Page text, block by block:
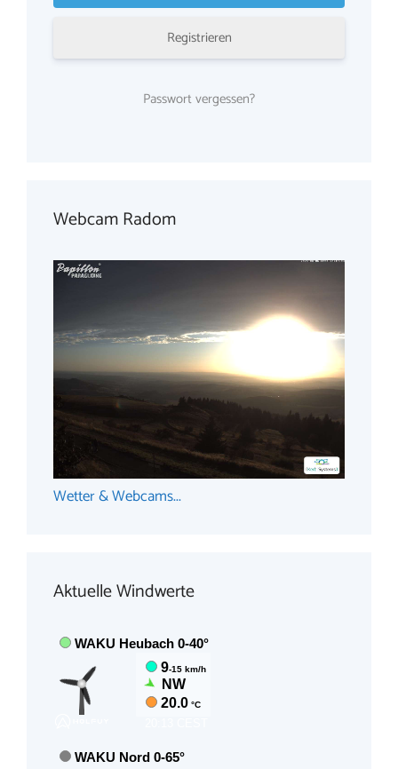
Registrieren
Passwort vergessen?
Webcam Radom
Wetter & Webcams...
Aktuelle Windwerte